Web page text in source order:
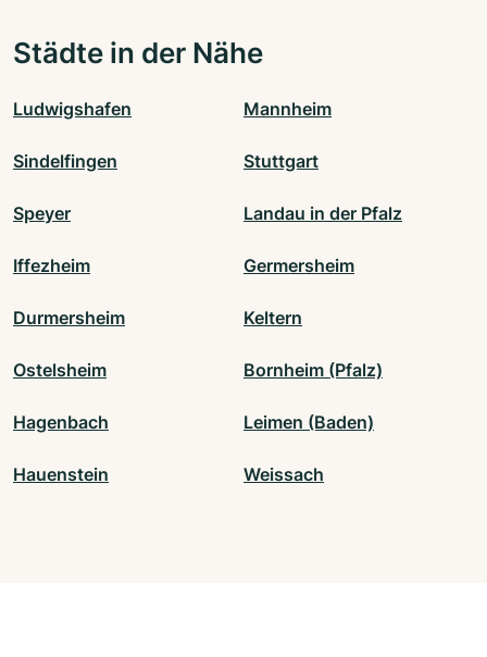
Städte in der Nähe
Ludwigshafen Mannheim
Sindelfingen Stuttgart
Speyer Landau in der Pfalz
Iffezheim Germersheim
Durmersheim Keltern
Ostelsheim Bornheim (Pfalz)
Hagenbach Leimen (Baden)
Hauenstein Weissach